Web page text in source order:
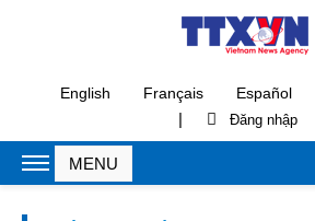
English Français Español
|